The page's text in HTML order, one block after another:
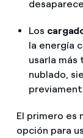
Los
la energía
usarla más
nublado,
El primero es
opción para